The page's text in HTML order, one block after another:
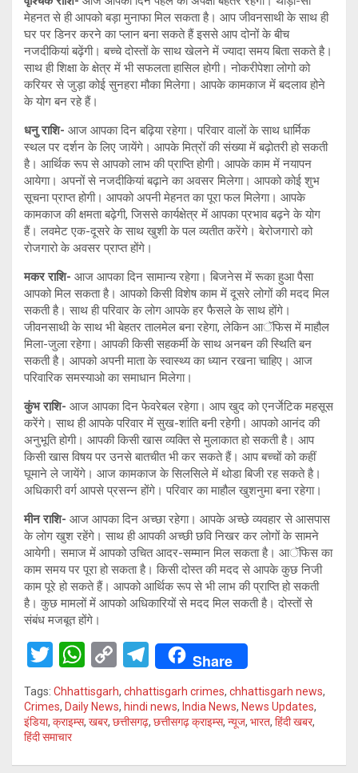
मेहनत से ही आपको बड़ा मुनाफा मिल सकता है। आप जीवनसाथी के साथ ही
घर पर डिनर करने का प्लान बना सकते हैं इससे आप दोनों के बीच
नजदीकियां बढ़ेंगी। बच्चे दोस्तों के साथ खेलने में ज्यादा समय बिता सकते है।
साथ ही शिक्षा के क्षेत्र में भी सफलता हासिल होगी। नोकरीपेशा लोगो को
करियर से जुड़ा कोई सुनहरा मौका मिलेगा। आपके कामकाज में बदलाव होने
के योग बन रहे हैं।
धनु राशि- आज आपका दिन बढ़िया रहेगा। परिवार वालों के साथ धार्मिक
स्थल पर दर्शन के लिए जायेंगे। आपके मित्रों की संख्या में बढ़ोतरी हो सकती
है। आर्थिक रूप से आपको लाभ की प्राप्ति होगी। आपके काम में नयापन
आयेगा। अपनों से नजदीकियां बढ़ाने का अवसर मिलेगा। आपको कोई शुभ
सूचना प्राप्त होगी। आपको अपनी मेहनत का पूरा फल मिलेगा। आपके
कामकाज की क्षमता बढ़ेगी, जिससे कार्यक्षेत्र में आपका प्रभाव बढ़ने के योग
हैं। लवमेट एक-दूसरे के साथ खुशी के पल व्यतीत करेंगे। बेरोजगारो को
रोजगारो के अवसर प्राप्त होंगे।
मकर राशि- आज आपका दिन सामान्य रहेगा। बिजनेस में रूका हुआ पैसा
आपको मिल सकता है। आपको किसी विशेष काम में दूसरे लोगों की मदद मिल
सकती है। साथ ही परिवार के लोग आपके हर फैसले के साथ होंगे।
जीवनसाथी के साथ भी बेहतर तालमेल बना रहेगा, लेकिन आॅफिस में माहौल
मिला-जुला रहेगा। आपकी किसी सहकर्मी के साथ अनबन की स्थिति बन
सकती है। आपको अपनी माता के स्वास्थ्य का ध्यान रखना चाहिए। आज
परिवारिक समस्याओ का समाधान मिलेगा।
कुंभ राशि- आज आपका दिन फेवरेबल रहेगा। आप खुद को एनर्जेटिक महसूस
करेंगे। साथ ही आपके परिवार में सुख-शांति बनी रहेगी। आपको आनंद की
अनुभूति होगी। आपकी किसी खास व्यक्ति से मुलाकात हो सकती है। आप
किसी खास विषय पर उनसे बातचीत भी कर सकते हैं। आप बच्चों को कहीं
घूमाने ले जायेंगे। आज कामकाज के सिलसिले में थोडा बिजी रह सकते है।
अधिकारी वर्ग आपसे प्रसन्न होंगे। परिवार का माहौल खुशनुमा बना रहेगा।
मीन राशि- आज आपका दिन अच्छा रहेगा। आपके अच्छे व्यवहार से आसपास
के लोग खुश रहेंगे। साथ ही आपकी अच्छी छवि निखर कर लोगों के सामने
आयेगी। समाज में आपको उचित आदर-सम्मान मिल सकता है। आॅफिस का
काम समय पर पूरा हो सकता है। किसी दोस्त की मदद से आपके कुछ निजी
काम पूरे हो सकते हैं। आपको आर्थिक रूप से भी लाभ की प्राप्ति हो सकती
है। कुछ मामलों में आपको अधिकारियों से मदद मिल सकती है। दोस्तों से
संबंध मजबूत होंगे।
T
wi
tt
er
W
h
at
s
A
C
o
py
Li
n
T
el
e
gr
a
Share
Tags: Chhattisgarh, chhattisgarh crimes, chhattisgarh news,
Crimes, Daily News, hindi news, India News, News Updates,
इंडिया, क्राइम्स, खबर, छत्तीसगढ़, छत्तीसगढ़ क्राइम्स, न्यूज, भारत, हिंदी खबर,
हिंदी समाचार